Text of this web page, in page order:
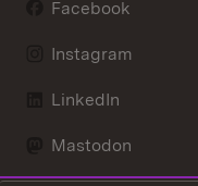
Facebook
Instagram
LinkedIn
Mastodon